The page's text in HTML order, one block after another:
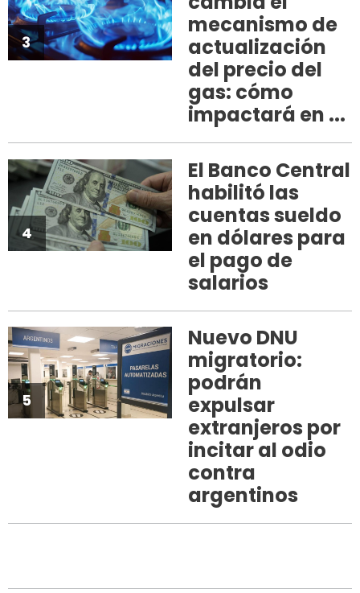
3
mecanismo de
actualización
del precio del
gas: cómo
impactará en ...
4
El Banco Central
habilitó las
cuentas sueldo
en dólares para
el pago de
salarios
5
Nuevo DNU
migratorio:
podrán
expulsar
extranjeros por
incitar al odio
contra
argentinos